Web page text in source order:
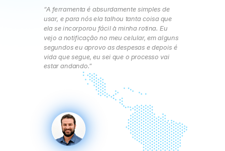
“A ferramenta é absurdamente simples de
usar, e para nós ela talhou tanta coisa que
ela se incorporou fácil à minha rotina. Eu
vejo a notificação no meu celular, em alguns
segundos eu aprovo as despesas e depois é
vida que segue, eu sei que o processo vai
estar andando.”